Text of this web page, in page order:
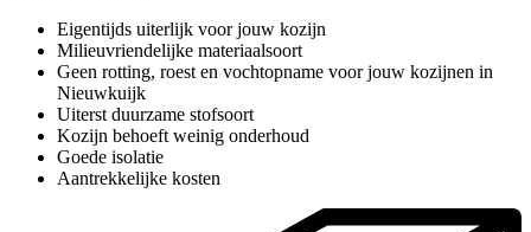
Eigentijds uiterlijk voor jouw kozijn
Milieuvriendelijke materiaalsoort
Geen rotting, roest en vochtopname voor jouw kozijnen in
Nieuwkuijk
Uiterst duurzame stofsoort
Kozijn behoeft weinig onderhoud
Goede isolatie
Aantrekkelijke kosten